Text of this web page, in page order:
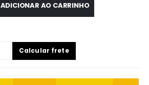
ADICIONAR AO CARRINHO